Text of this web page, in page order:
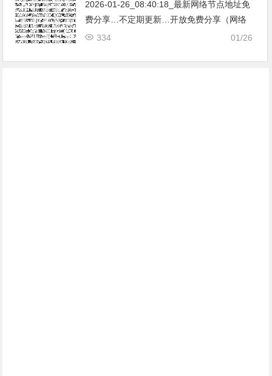
2026-01-26_08:40:18_最新网络节点地址免
费分享…不定期更新…开放免费分享（网络
免费节点香港|日本|韩国|新加坡|台湾|马来西
01/26
334